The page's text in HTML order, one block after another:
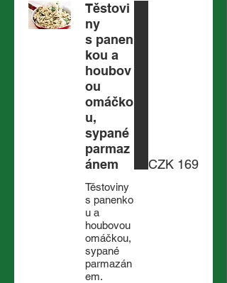
Těstovi
ny
s panen
kou a
houbov
ou
omáčko
u,
sypané
parmaz
ánem
Těstoviny
s panenko
u a
houbovou
omáčkou,
sypané
parmazán
em.
CZK 169